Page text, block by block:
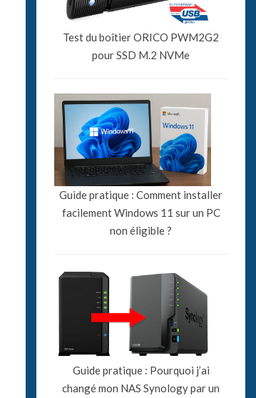
Test du boîtier ORICO PWM2G2
pour SSD M.2 NVMe
Guide pratique : Comment installer
facilement Windows 11 sur un PC
non éligible ?
Guide pratique : Pourquoi j’ai
changé mon NAS Synology par un